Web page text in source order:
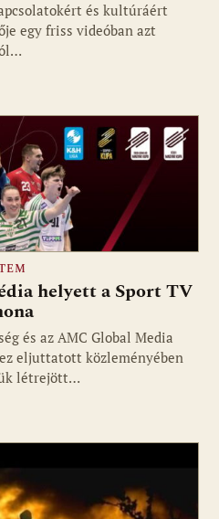
és kultúráért
egy friss videóban azt
helyett a Sport TV
és az AMC Global Media
eljuttatott közleményében
létrejött…